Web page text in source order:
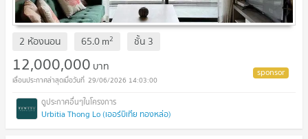
2 ห้องนอน 65.0m2 ชั้น 3
12,000,000 บาท
29/06/2026 14:03:00
Urbitia Thong Lo (เออร์บิเทีย ทองหล่อ)